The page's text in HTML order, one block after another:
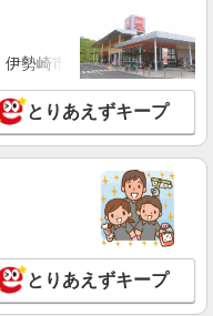
♪送迎できる方歓迎！生
円 ＜日払い有/週払い有/交
り駅：茨木≫
詳細を見る
ス♪送迎できる方歓迎！
円 ＜日払い有/週払い有/交
勢崎市・太田市・館林市
とりあえずキープ
とりあえずキープ